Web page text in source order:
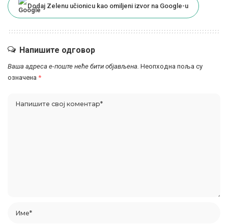
Dodaj Zelenu učionicu kao omiljeni izvor na Google-u
Напишите одговор
Ваша адреса е-поште неће бити објављена. Неопходна поља су
означена *